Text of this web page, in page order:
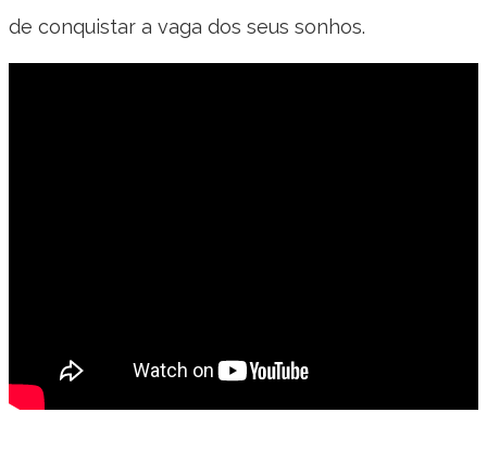
de conquistar a vaga dos seus sonhos.